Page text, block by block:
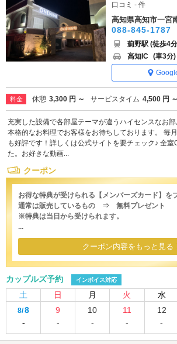
口コミ - 件
高知県高知市一宮
088-845-1787
薊野駅 (徒歩4
高知IC (車3分)
料金 休憩 3,300 円 ～ サービスタイム 4,500 円 ～
充実した設備で各部屋テーマが違うハイセンスなお
本格的なお料理でお客様をお待ちしております。 毎
も好評です！詳しくは公式サイトを要チェック♪ 全
た。お好きな動画...
クーポン
お得な特典が受けられる【メンバーズカード】を
通常は販売しているもの ⇒ 無料プレゼント
※特典は当日から受けられます。
...
クーポン内容をもっと見る
カップルズ予約 インボイス対応
土 日 月 火 水
8/8
-
9
-
10
-
11
-
12
-